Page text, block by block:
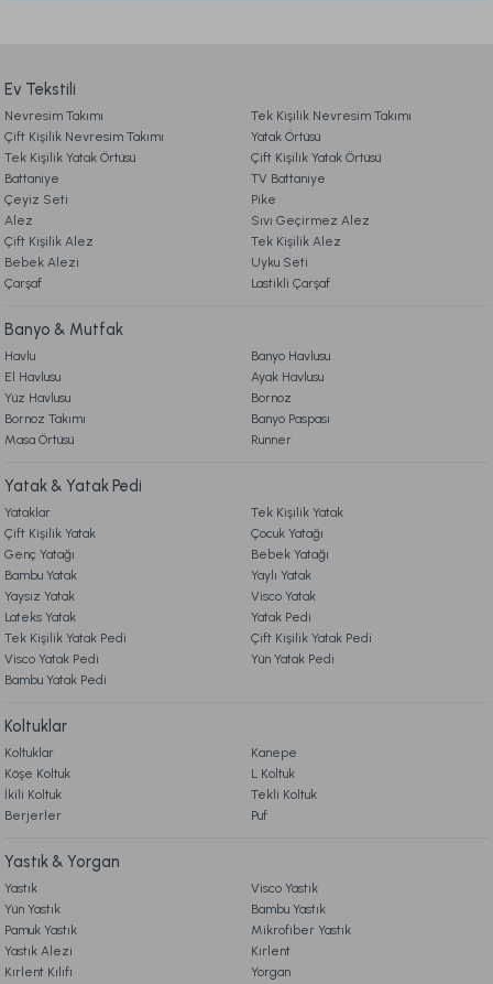
Ürün fiyatı diğer sitelerden daha pahalı.
Bu ürüne benzer farklı alternatifler olmalı.
Gönder
3. ÖDEME
4. KARGO & TESLİMAT
5. İADE & DEĞİŞİM
7. KAMPANYA & İNDİRİMLER
9. YATAK & KOLTUK SİPARİŞ VE İADE İŞLEMLERİ
999,00 TL
Ücretsiz Kargo
Marla Kırlent H. Yeşil
599,00 TL
Marla Kırlent Kırmızı
599,00 TL
Marietta Gold Dekoratif Kutu Standart
2.199,00 TL
1.999,00 TL
Marietta Mocha 2'li Dalgalı Vazo Standart
2.499,00 TL
2.899,00 TL
Ev Tekstili
Nevresim Takımı
Tek Kişilik Nevresim Takımı
Çift Kişilik Nevresim Takımı
Yatak Örtüsü
Tek Kişilik Yatak Örtüsü
Çift Kişilik Yatak Örtüsü
Battaniye
TV Battaniye
Çeyiz Seti
Pike
Alez
Sıvı Geçirmez Alez
Çift Kişilik Alez
Tek Kişilik Alez
Bebek Alezi
Uyku Seti
Çarşaf
Lastikli Çarşaf
Banyo & Mutfak
Havlu
Banyo Havlusu
El Havlusu
Ayak Havlusu
Yüz Havlusu
Bornoz
Bornoz Takımı
Banyo Paspası
Masa Örtüsü
Runner
Yatak & Yatak Pedi
Yataklar
Tek Kişilik Yatak
Çift Kişilik Yatak
Çocuk Yatağı
Genç Yatağı
Bebek Yatağı
Bambu Yatak
Yaylı Yatak
Yaysız Yatak
Visco Yatak
Lateks Yatak
Yatak Pedi
Tek Kişilik Yatak Pedi
Çift Kişilik Yatak Pedi
Visco Yatak Pedi
Yün Yatak Pedi
Bambu Yatak Pedi
Koltuklar
Koltuklar
Kanepe
Köşe Koltuk
L Koltuk
İkili Koltuk
Tekli Koltuk
Berjerler
Puf
Yastık & Yorgan
Yastık
Visco Yastık
Yün Yastık
Bambu Yastık
Pamuk Yastık
Mikrofiber Yastık
Yastık Alezi
Kırlent
Kırlent Kılıfı
Yorgan